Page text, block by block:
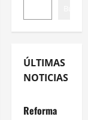
ÚLTIMAS
NOTICIAS
Reforma